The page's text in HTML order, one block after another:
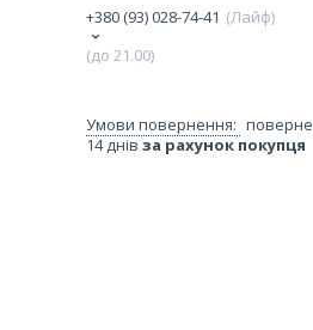
+380 (93) 028-74-41
Лайф
(до 21.00)
14 днів за рахунок покупця